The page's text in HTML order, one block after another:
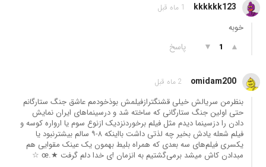
kkkkkk123 1 ماه قبل
خوبه
▲
1
▼ پاسخ
omidam200 2 ماه قبل
بنظرمن سریالش خیلی قشنگترازفیلمش بوذخودمم عاشق جنگ ستارگانم
حتی اولین جنگ ستارگانی که ساخته شد و درسینماهای ایران نمایش
دادن را دزسینما دیدم مثل فیلم برخوردنزدیک ازنوع سوم یا ارواره کوسه و
فیلم شعله یادش بخیر چه لذتی داشت با‌اینکه ۸-۹ سالم بیشترنبود یا
یکسری فیلم‌های سه بعدی که همراه بلیط بهمون یک عینک مقوایی هم
مبدادن کاش میشد برمی‌گشتیم به انزمان !ی خدا دلم گرفت ★.œ ☆